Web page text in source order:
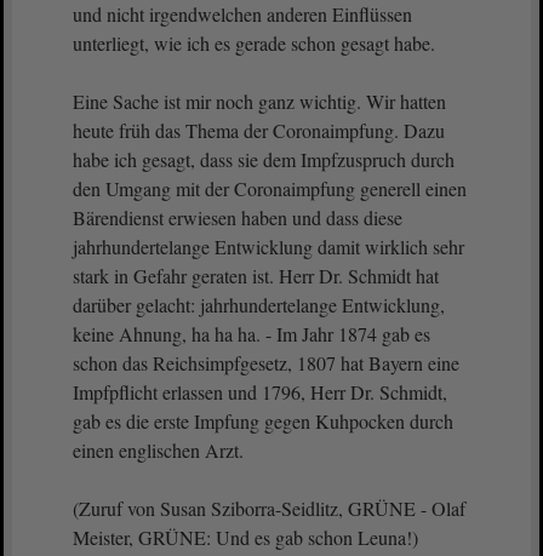
und nicht irgendwelchen anderen Einflüssen
unterliegt, wie ich es gerade schon gesagt habe.
Eine Sache ist mir noch ganz wichtig. Wir hatten
heute früh das Thema der Coronaimpfung. Dazu
habe ich gesagt, dass sie dem Impfzuspruch durch
den Umgang mit der Coronaimpfung generell einen
Bärendienst erwiesen haben und dass diese
jahrhundertelange Entwicklung damit wirklich sehr
stark in Gefahr geraten ist. Herr Dr. Schmidt hat
darüber gelacht: jahrhundertelange Entwicklung,
keine Ahnung, ha ha ha. - Im Jahr 1874 gab es
schon das Reichsimpfgesetz, 1807 hat Bayern eine
Impfpflicht erlassen und 1796, Herr Dr. Schmidt,
gab es die erste Impfung gegen Kuhpocken durch
einen englischen Arzt.
(Zuruf von Susan Sziborra-Seidlitz, GRÜNE - Olaf
Meister, GRÜNE: Und es gab schon Leuna!)